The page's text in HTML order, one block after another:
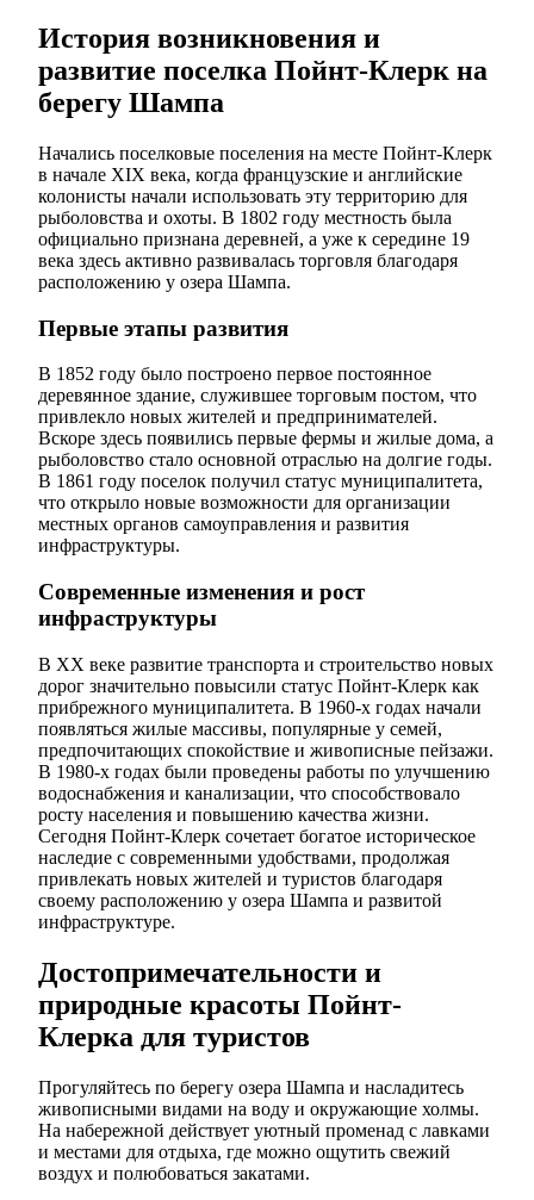
История возникновения и
развитие поселка Пойнт-Клерк на
берегу Шампа
Начались поселковые поселения на месте Пойнт-Клерк
в начале XIX века, когда французские и английские
колонисты начали использовать эту территорию для
рыболовства и охоты. В 1802 году местность была
официально признана деревней, а уже к середине 19
века здесь активно развивалась торговля благодаря
расположению у озера Шампа.
Первые этапы развития
В 1852 году было построено первое постоянное
деревянное здание, служившее торговым постом, что
привлекло новых жителей и предпринимателей.
Вскоре здесь появились первые фермы и жилые дома, а
рыболовство стало основной отраслью на долгие годы.
В 1861 году поселок получил статус муниципалитета,
что открыло новые возможности для организации
местных органов самоуправления и развития
инфраструктуры.
Современные изменения и рост
инфраструктуры
В XX веке развитие транспорта и строительство новых
дорог значительно повысили статус Пойнт-Клерк как
прибрежного муниципалитета. В 1960-х годах начали
появляться жилые массивы, популярные у семей,
предпочитающих спокойствие и живописные пейзажи.
В 1980-х годах были проведены работы по улучшению
водоснабжения и канализации, что способствовало
росту населения и повышению качества жизни.
Сегодня Пойнт-Клерк сочетает богатое историческое
наследие с современными удобствами, продолжая
привлекать новых жителей и туристов благодаря
своему расположению у озера Шампа и развитой
инфраструктуре.
Достопримечательности и
природные красоты Пойнт-
Клерка для туристов
Прогуляйтесь по берегу озера Шампа и насладитесь
живописными видами на воду и окружающие холмы.
На набережной действует уютный променад с лавками
и местами для отдыха, где можно ощутить свежий
воздух и полюбоваться закатами.